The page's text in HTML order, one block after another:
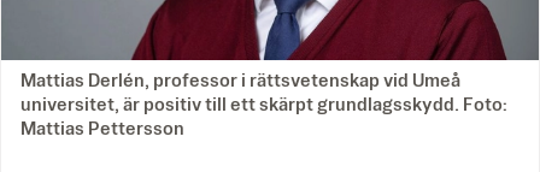
Mattias Derlén, professor i rättsvetenskap vid Umeå
universitet, är positiv till ett skärpt grundlagsskydd. Foto:
Mattias Pettersson